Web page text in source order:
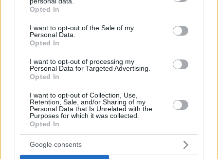
grant or deny consent to Google and its third-party tags to
use your data for below specified purposes in below Google
consent section.
Opted In
I want to opt-out of the Sale of my
Personal Data.
Opted In
I want to opt-out of processing my
Personal Data for Targeted Advertising.
Opted In
I want to opt-out of Collection, Use,
Retention, Sale, and/or Sharing of my
Personal Data that Is Unrelated with the
Purposes for which it was collected.
Opted In
Google consents
Έβρο και Ροδόπη
Ένας γιατρός δίνει 5 απλές συμβουλές που χαρίζουν
υγεία μετά τα 50
ΔΕΙΤΕ ΟΛΕΣ ΤΙΣ ΕΙΔΗΣΕΙΣ
ΤΑ ΠΙΟ ΔΗΜΟΦΙΛΗ